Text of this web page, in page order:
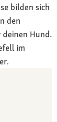
bilden sich
den
Hund.
im